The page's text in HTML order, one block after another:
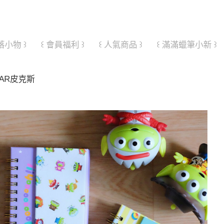
小物 ꒱ ꒰ 會員福利 ꒱ ꒰ 人氣商品 ꒱ ꒰ 滿滿蠟筆小新 ꒱
皮克斯